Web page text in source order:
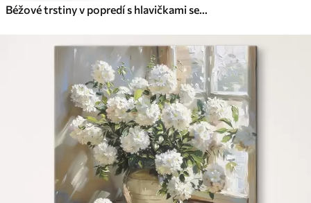
Béžové trstiny v popredí s hlavičkami semien, mäkké a jemné , rozmazané pozadie a svetlá obloha